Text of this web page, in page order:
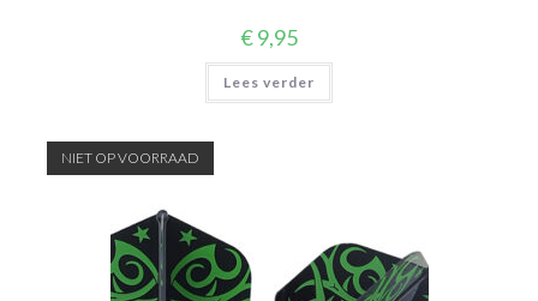
€9,95
Lees verder
NIET OP VOORRAAD